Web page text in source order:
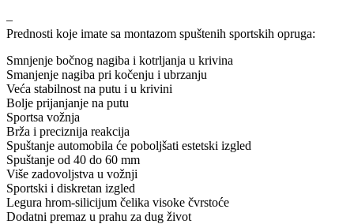
REINHOCH SACHS
SACSH
SASIC
SHW
SKF
SPEEDMAX
–
Prednosti koje imate sa montazom spuštenih sportskih opruga:
Smnjenje bočnog nagiba i kotrljanja u krivina
Smanjenje nagiba pri kočenju i ubrzanju
Veća stabilnost na putu i u krivini
Bolje prijanjanje na putu
Sportsa vožnja
Brža i preciznija reakcija
Spuštanje automobila će poboljšati estetski izgled
Spuštanje od 40 do 60 mm
Više zadovoljstva u vožnji
Sportski i diskretan izgled
Legura hrom-silicijum čelika visoke čvrstoće
Dodatni premaz u prahu za dug život